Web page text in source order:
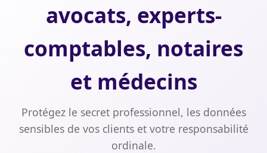
avocats, experts-
comptables, notaires
et médecins
Protégez le secret professionnel, les données
sensibles de vos clients et votre responsabilité
ordinale.